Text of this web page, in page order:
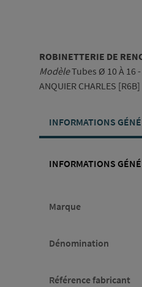
ROBINETTERIE DE
ModèleTubes Ø 10 À 16 -
ANQUIER CHARLES [R6B]
INFORMATIONS
INFORMATIONS
Marque
Dénomination
Référence fabricant